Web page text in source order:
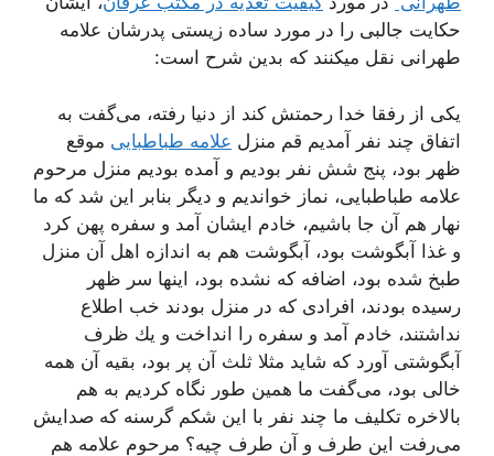
حکایت جالبی را در مورد ساده زیستی پدرشان علامه
طهرانی نقل میکنند که بدین شرح است:
یكی از رفقا خدا رحمتش كند از دنیا رفته، می‌گفت به
اتفاق چند نفر آمدیم قم منزل علامه طباطبایی‌ موقع
ظهر بود، پنج شش نفر بودیم و آمده بودیم منزل مرحوم
علامه طباطبایی، نماز خواندیم و دیگر بنابر این شد كه ما
نهار هم آن جا باشیم، خادم ایشان آمد و سفره پهن كرد
و غذا آبگوشت بود، آبگوشت هم به اندازه اهل آن منزل
طبخ شده بود، اضافه كه نشده بود، اینها سر ظهر
رسیده بودند، افرادی كه در منزل بودند خب اطلاع
نداشتند، خادم آمد و سفره را انداخت و یك ظرف
آبگوشتی آورد كه شاید مثلا ثلث آن پر بود، بقیه آن همه
خالی بود، می‌گفت ما همین طور نگاه كردیم به هم
بالاخره تكلیف ما چند نفر با این شكم گرسنه كه صدایش
می‌رفت این طرف و آن طرف چیه؟ مرحوم علامه هم